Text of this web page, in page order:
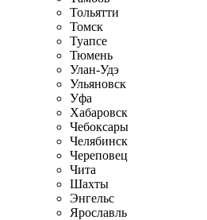
Тольятти
Томск
Туапсе
Тюмень
Улан-Удэ
Ульяновск
Уфа
Хабаровск
Чебоксары
Челябинск
Череповец
Чита
Шахты
Энгельс
Ярославль